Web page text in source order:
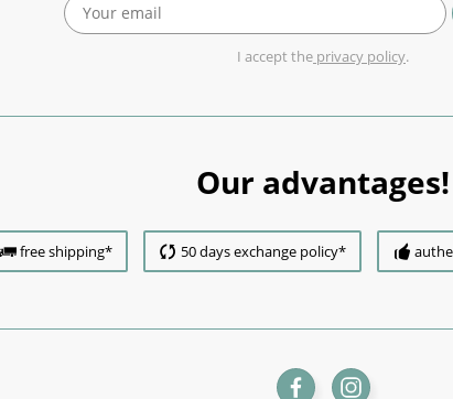
I accept the privacy policy.
Our advantages!
free shipping* 50 days exchange policy*